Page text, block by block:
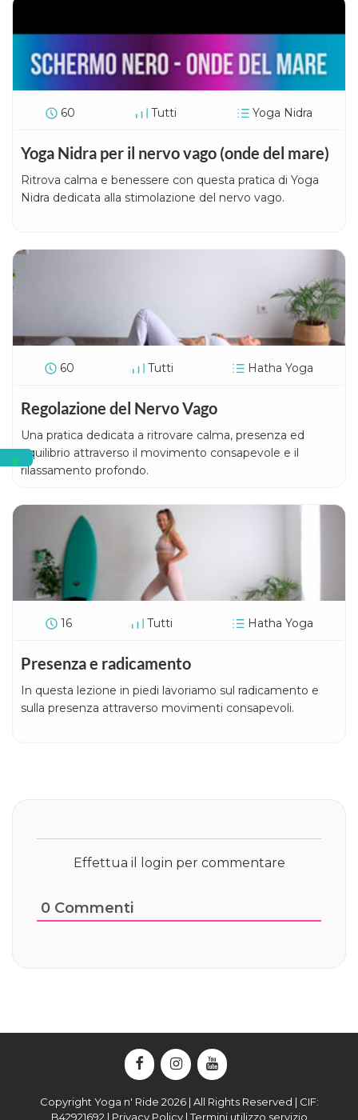
60 Tutti Yoga Nidra
Yoga Nidra per il nervo vago (onde del mare)
Ritrova calma e benessere con questa pratica di Yoga
Nidra dedicata alla stimolazione del nervo vago.
60 Tutti Hatha Yoga
Regolazione del Nervo Vago
Una pratica dedicata a ritrovare calma, presenza ed
equilibrio attraverso il movimento consapevole e il
rilassamento profondo.
16 Tutti Hatha Yoga
Presenza e radicamento
In questa lezione in piedi lavoriamo sul radicamento e
sulla presenza attraverso movimenti consapevoli.
Effettua il login per commentare
0 Commenti
Copyright Yoga n' Ride 2026 | All Rights Reserved | CIF:
B42921692 | Privacy Policy|Termini utilizzo servizio